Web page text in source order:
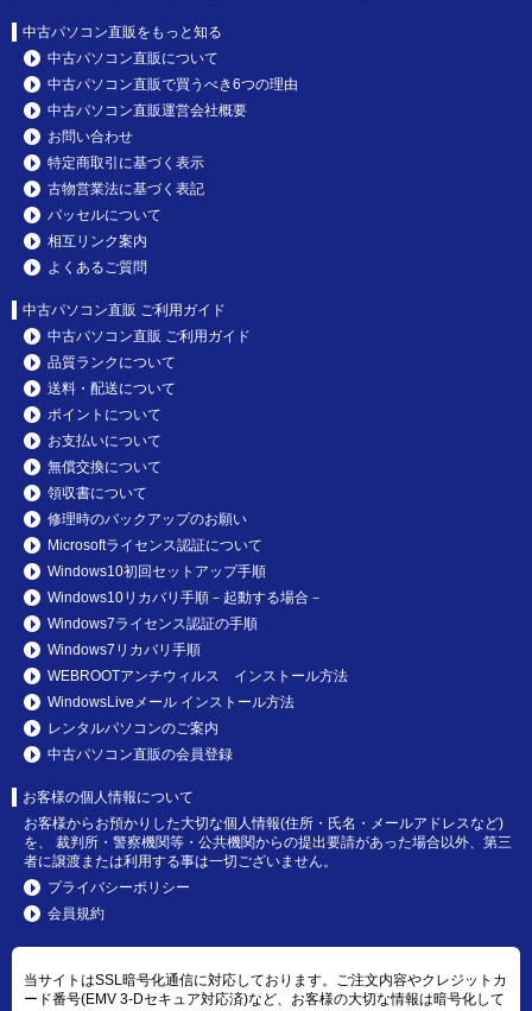
中古パソコン直販をもっと知る
中古パソコン直販について
中古パソコン直販で買うべき6つの理由
中古パソコン直販運営会社概要
お問い合わせ
特定商取引に基づく表示
古物営業法に基づく表記
パッセルについて
相互リンク案内
よくあるご質問
中古パソコン直販 ご利用ガイド
中古パソコン直販 ご利用ガイド
品質ランクについて
送料・配送について
ポイントについて
お支払いについて
無償交換について
領収書について
修理時のバックアップのお願い
Microsoftライセンス認証について
Windows10初回セットアップ手順
Windows10リカバリ手順－起動する場合－
Windows7ライセンス認証の手順
Windows7リカバリ手順
WEBROOTアンチウィルス インストール方法
WindowsLiveメール インストール方法
レンタルパソコンのご案内
中古パソコン直販の会員登録
お客様の個人情報について
お客様からお預かりした大切な個人情報(住所・氏名・メールアドレスなど)
を、 裁判所・警察機関等・公共機関からの提出要請があった場合以外、第三
者に譲渡または利用する事は一切ございません。
プライバシーポリシー
会員規約
当サイトはSSL暗号化通信に対応しております。ご注文内容やクレジットカ
ード番号(EMV 3-Dセキュア対応済)など、お客様の大切な情報は暗号化して